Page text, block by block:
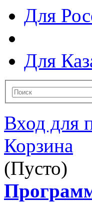
Для
Для
Вход для
Корзина
(Пусто)